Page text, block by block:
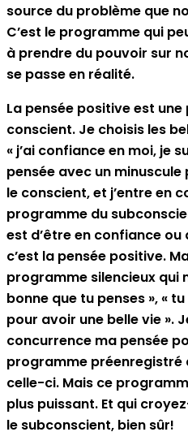
source du problème que
C’est le programme qui
à prendre du pouvoir sur
se passe en réalité.
La pensée positive est
conscient. Je choisis les
« j’ai confiance en moi, je
pensée avec un
le conscient, et j’entre en
programme du
est d’être en confiance ou
c’est la pensée positive.
programme silencieux qui
bonne que tu penses », «
pour avoir une belle vie ».
concurrence ma pensée
programme préenregistré
celle-ci. Mais ce
plus puissant. Et qui
le subconscient, bien sûr!